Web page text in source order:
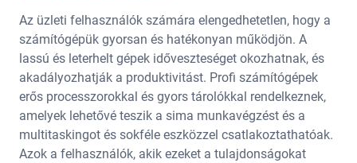
Az üzleti felhasználók számára elengedhetetlen, hogy a
számítógépük gyorsan és hatékonyan működjön. A
lassú és leterhelt gépek időveszteséget okozhatnak, és
akadályozhatják a produktivitást. Profi számítógépek
erős processzorokkal és gyors tárolókkal rendelkeznek,
amelyek lehetővé teszik a sima munkavégzést és a
multitaskingot és sokféle eszközzel csatlakoztathatóak.
Azok a felhasználók, akik ezeket a tulajdonságokat